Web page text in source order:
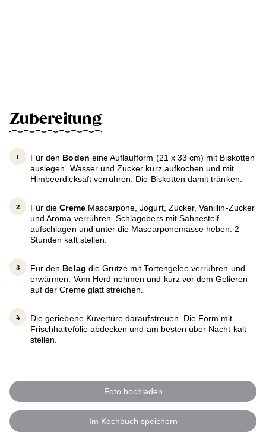
Zubereitung
Für den Boden eine Auflaufform (21 x 33 cm) mit Biskotten
auslegen. Wasser und Zucker kurz aufkochen und mit
Himbeerdicksaft verrühren. Die Biskotten damit tränken.
Für dieCreme Mascarpone, Jogurt, Zucker, Vanillin-Zucker
und Aroma verrühren. Schlagobers mit Sahnesteif
aufschlagen und unter die Mascarponemasse heben. 2
Stunden kalt stellen.
Für den Belag die Grütze mit Tortengelee verrühren und
erwärmen. Vom Herd nehmen und kurz vor dem Gelieren
auf der Creme glatt streichen.
Die geriebene Kuvertüre daraufstreuen. Die Form mit
Frischhaltefolie abdecken und am besten über Nacht kalt
stellen.
Foto hochladen
Im Kochbuch speichern